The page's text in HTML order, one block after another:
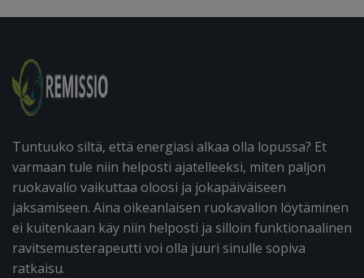
Tuntuuko siltä, että energiasi alkaa olla lopussa? Et
varmaan tule niin helposti ajatelleeksi, miten paljon
ruokavalio vaikuttaa oloosi ja jokapäiväiseen
jaksamiseen. Aina oikeanlaisen ruokavalion löytäminen
ei kuitenkaan käy niin helposti ja silloin funktionaalinen
ravitsemusterapeutti voi olla juuri sinulle sopiva
ratkaisu.